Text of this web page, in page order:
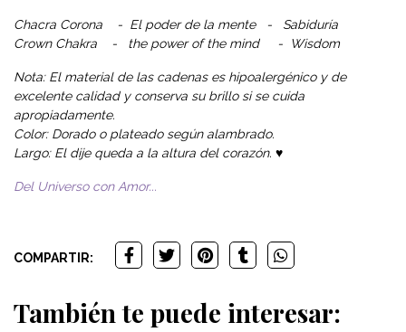
Chacra Corona - El poder de la mente - Sabiduría
Crown Chakra - the power of the mind - Wisdom
Nota: El material de las cadenas es hipoalergénico y de
excelente calidad y conserva su brillo si se cuida
apropiadamente.
Color: Dorado o plateado según alambrado.
Largo: El dije queda a la altura del corazón. ♥️
Del Universo con Amor...
COMPARTIR:
También te puede interesar: